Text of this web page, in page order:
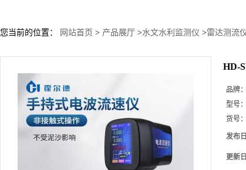
您当前的位置： 网站首页 > 产品展厅 >水文水利监测仪 >雷达测流
HD-
品牌：
型号：
货号：
发布
更新